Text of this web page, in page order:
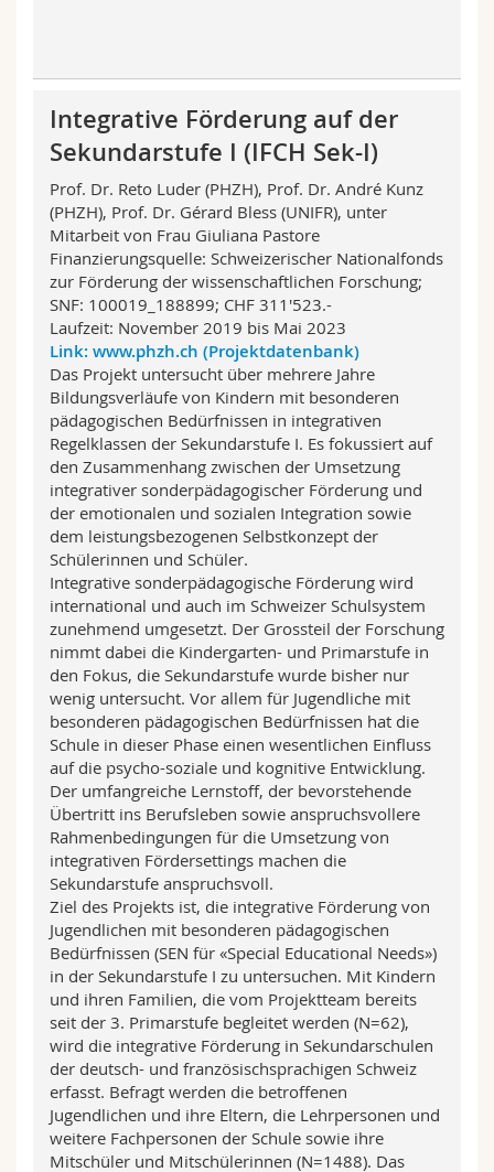
Integrative Förderung auf der
Sekundarstufe I (IFCH Sek-I)
Prof. Dr. Reto Luder (PHZH), Prof. Dr. André Kunz
(PHZH), Prof. Dr. Gérard Bless (UNIFR), unter
Mitarbeit von Frau Giuliana Pastore
Finanzierungsquelle: Schweizerischer Nationalfonds
zur Förderung der wissenschaftlichen Forschung;
SNF: 100019_188899; CHF 311'523.-
Laufzeit: November 2019 bis Mai 2023
Link: www.phzh.ch (Projektdatenbank)
Das Projekt untersucht über mehrere Jahre
Bildungsverläufe von Kindern mit besonderen
pädagogischen Bedürfnissen in integrativen
Regelklassen der Sekundarstufe I. Es fokussiert auf
den Zusammenhang zwischen der Umsetzung
integrativer sonderpädagogischer Förderung und
der emotionalen und sozialen Integration sowie
dem leistungsbezogenen Selbstkonzept der
Schülerinnen und Schüler.
Integrative sonderpädagogische Förderung wird
international und auch im Schweizer Schulsystem
zunehmend umgesetzt. Der Grossteil der Forschung
nimmt dabei die Kindergarten- und Primarstufe in
den Fokus, die Sekundarstufe wurde bisher nur
wenig untersucht. Vor allem für Jugendliche mit
besonderen pädagogischen Bedürfnissen hat die
Schule in dieser Phase einen wesentlichen Einfluss
auf die psycho-soziale und kognitive Entwicklung.
Der umfangreiche Lernstoff, der bevorstehende
Übertritt ins Berufsleben sowie anspruchsvollere
Rahmenbedingungen für die Umsetzung von
integrativen Fördersettings machen die
Sekundarstufe anspruchsvoll.
Ziel des Projekts ist, die integrative Förderung von
Jugendlichen mit besonderen pädagogischen
Bedürfnissen (SEN für «Special Educational Needs»)
in der Sekundarstufe I zu untersuchen. Mit Kindern
und ihren Familien, die vom Projektteam bereits
seit der 3. Primarstufe begleitet werden (N=62),
wird die integrative Förderung in Sekundarschulen
der deutsch- und französischsprachigen Schweiz
erfasst. Befragt werden die betroffenen
Jugendlichen und ihre Eltern, die Lehrpersonen und
weitere Fachpersonen der Schule sowie ihre
Mitschüler und Mitschülerinnen (N=1488). Das